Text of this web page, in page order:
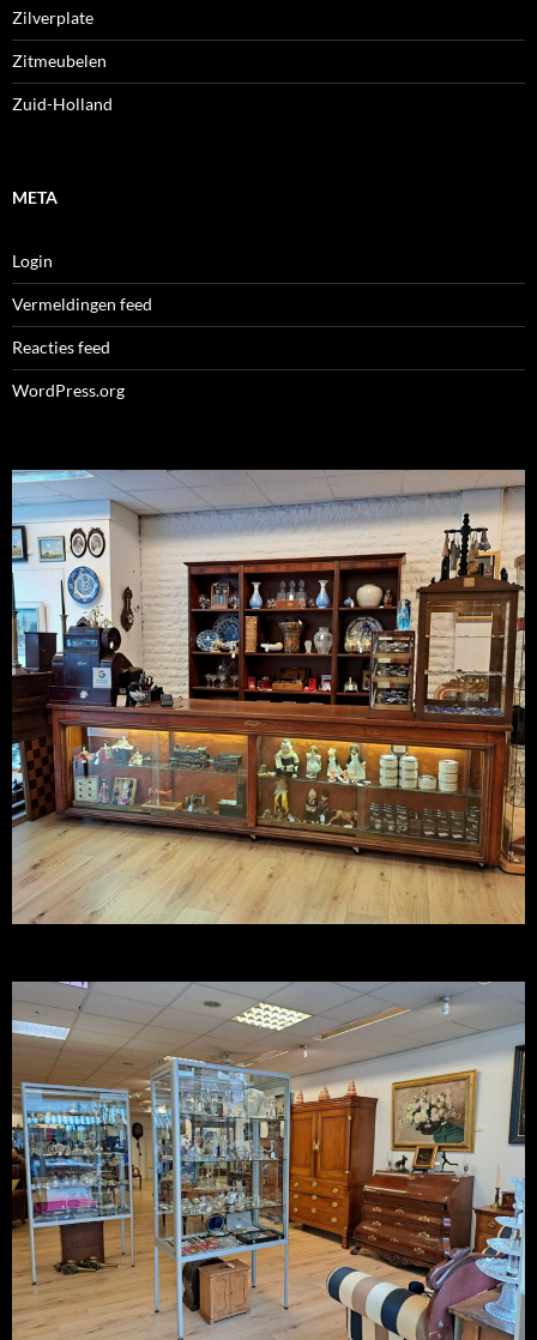
Zilverplate
Zitmeubelen
Zuid-Holland
META
Login
Vermeldingen feed
Reacties feed
WordPress.org